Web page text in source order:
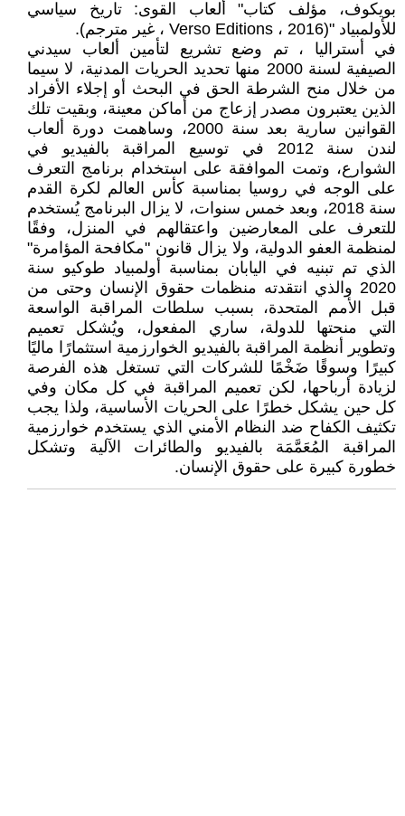
بويكوف، مؤلف كتاب" ألعاب القوى: تاريخ سياسي
للأولمبياد "(Verso Editions ، 2016 ، غير مترجم).
في أستراليا ، تم وضع تشريع لتأمين ألعاب سيدني
الصيفية لسنة 2000 منها تحديد الحريات المدنية، لا سيما
من خلال منح الشرطة الحق في البحث أو إجلاء الأفراد
الذين يعتبرون مصدر إزعاج من أماكن معينة، وبقيت تلك
القوانين سارية بعد سنة 2000، وساهمت دورة ألعاب
لندن سنة 2012 في توسيع المراقبة بالفيديو في
الشوارع، وتمت الموافقة على استخدام برنامج التعرف
على الوجه في روسيا بمناسبة كأس العالم لكرة القدم
سنة 2018، وبعد خمس سنوات، لا يزال البرنامج يُستخدم
للتعرف على المعارضين واعتقالهم في المنزل، وفقًا
لمنظمة العفو الدولية، ولا يزال قانون "مكافحة المؤامرة"
الذي تم تبنيه في اليابان بمناسبة أولمبياد طوكيو سنة
2020 والذي انتقدته منظمات حقوق الإنسان وحتى من
قبل الأمم المتحدة، بسبب سلطات المراقبة الواسعة
التي منحتها للدولة، ساري المفعول، ويُشكل تعميم
وتطوير أنظمة المراقبة بالفيديو الخوارزمية استثمارًا ماليًا
كبيرًا وسوقًا ضَخْمًا للشركات التي تستغل هذه الفرصة
لزيادة أرباحها، لكن تعميم المراقبة في كل مكان وفي
كل حين يشكل خطرًا على الحريات الأساسية، ولذا يجب
تكثيف الكفاح ضد النظام الأمني الذي يستخدم خوارزمية
المراقبة المُعَمَّمَة بالفيديو والطائرات الآلية وتشكل
خطورة كبيرة على حقوق الإنسان.